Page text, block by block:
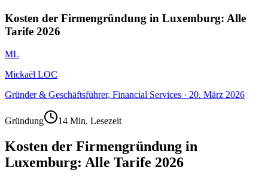
Kosten der Firmengründung in Luxemburg: Alle
Tarife 2026
ML
Mickaël LOC
Gründer & Geschäftsführer, Financial Services · 20. März 2026
Gründung 14 Min. Lesezeit
Kosten der Firmengründung in
Luxemburg: Alle Tarife 2026